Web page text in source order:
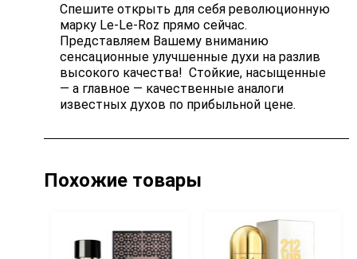
Спешите открыть для себя революционную
марку Le-Le-Roz прямо сейчас.
Представляем Вашему вниманию
сенсационные улучшенные духи на разлив
высокого качества! Стойкие, насыщенные
— а главное — качественные аналоги
известных духов по прибыльной цене.
Похожие товары